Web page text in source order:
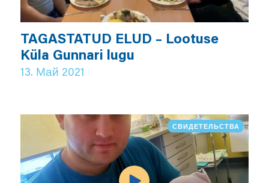
TAGASTATUD ELUD – Lootuse
Küla Gunnari lugu
13. Май 2021
СВИДЕТЕЛЬСТВА